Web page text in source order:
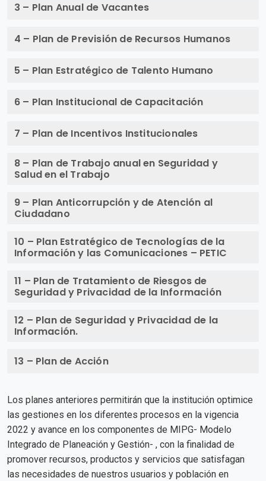
3 – Plan Anual de Vacantes
4 – Plan de Previsión de Recursos Humanos
5 – Plan Estratégico de Talento Humano
6 – Plan Institucional de Capacitación
7 – Plan de Incentivos Institucionales
8 – Plan de Trabajo anual en Seguridad y
Salud en el Trabajo
9 – Plan Anticorrupción y de Atención al
Ciudadano
10 – Plan Estratégico de Tecnologías de la
Información y las Comunicaciones – PETIC
11 – Plan de Tratamiento de Riesgos de
Seguridad y Privacidad de la Información
12 – Plan de Seguridad y Privacidad de la
Información.
13 – Plan de Acción
Los planes anteriores permitirán que la institución optimice
las gestiones en los diferentes procesos en la vigencia
2022 y avance en los componentes de MIPG- Modelo
Integrado de Planeación y Gestión- , con la finalidad de
promover recursos, productos y servicios que satisfagan
las necesidades de nuestros usuarios y población en